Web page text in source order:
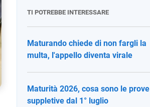
TI POTREBBE INTERESSARE
Maturando chiede di non fargli la
multa, l'appello diventa virale
Maturità 2026, cosa sono le prove
suppletive dal 1° luglio